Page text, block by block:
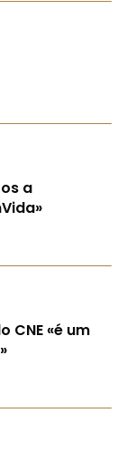
a
CNE «é um